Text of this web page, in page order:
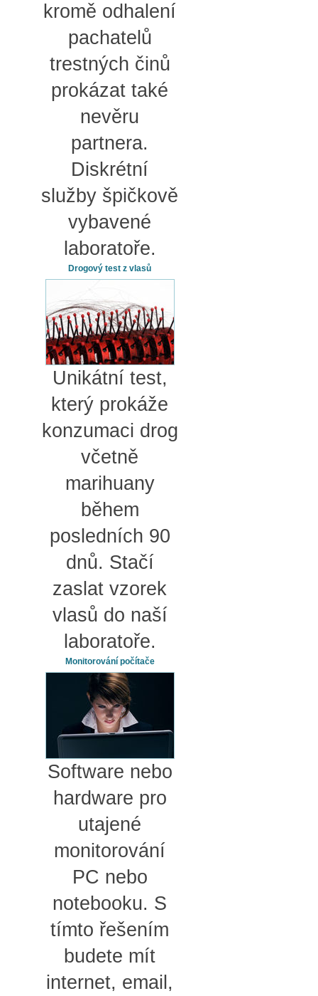
kromě odhalení
pachatelů
trestných činů
prokázat také
nevěru
partnera.
Diskrétní
služby špičkově
vybavené
laboratoře.
Drogový test z vlasů
Unikátní test,
který prokáže
konzumaci drog
včetně
marihuany
během
posledních 90
dnů. Stačí
zaslat vzorek
vlasů do naší
laboratoře.
Monitorování počítače
Software nebo
hardware pro
utajené
monitorování
PC nebo
notebooku. S
tímto řešením
budete mít
internet, email,